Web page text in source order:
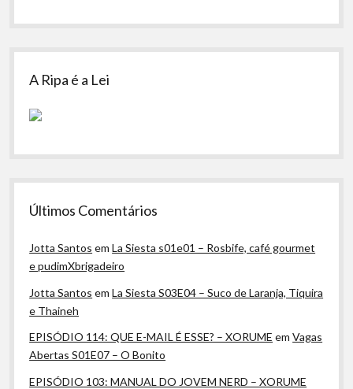
A Ripa é a Lei
Últimos Comentários
Jotta Santos emLa Siesta s01e01 – Rosbife, café gourmet
e pudimXbrigadeiro
Jotta Santos emLa Siesta S03E04 – Suco de Laranja, Tiquira
e Thaineh
EPISÓDIO 114: QUE E-MAIL É ESSE? – XORUME emVagas
Abertas S01E07 – O Bonito
EPISÓDIO 103: MANUAL DO JOVEM NERD – XORUME